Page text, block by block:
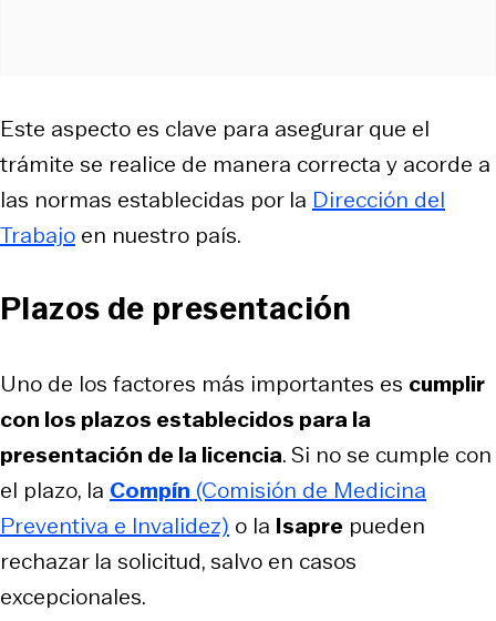
Este aspecto es clave para asegurar que el
trámite se realice de manera correcta y acorde a
las normas establecidas por la Dirección del
Trabajo en nuestro país.
Plazos de presentación
Uno de los factores más importantes es cumplir
con los plazos establecidos para la
presentación de la licencia. Si no se cumple con
el plazo, la Compín (Comisión de Medicina
Preventiva e Invalidez) o la Isapre pueden
rechazar la solicitud, salvo en casos
excepcionales.